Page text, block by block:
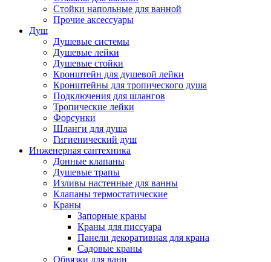
Стойки напольные для ванной
Прочие аксессуары
Душ
Душевые системы
Душевые лейки
Душевые стойки
Кронштейн для душевой лейки
Кронштейны для тропического душа
Подключения для шлангов
Тропические лейки
Форсунки
Шланги для душа
Гигиенический душ
Инженерная сантехника
Донные клапаны
Душевые трапы
Изливы настенные для ванны
Клапаны термостатические
Краны
Запорные краны
Краны для писсуара
Панели декоративная для крана
Садовые краны
Обвязки для ванн